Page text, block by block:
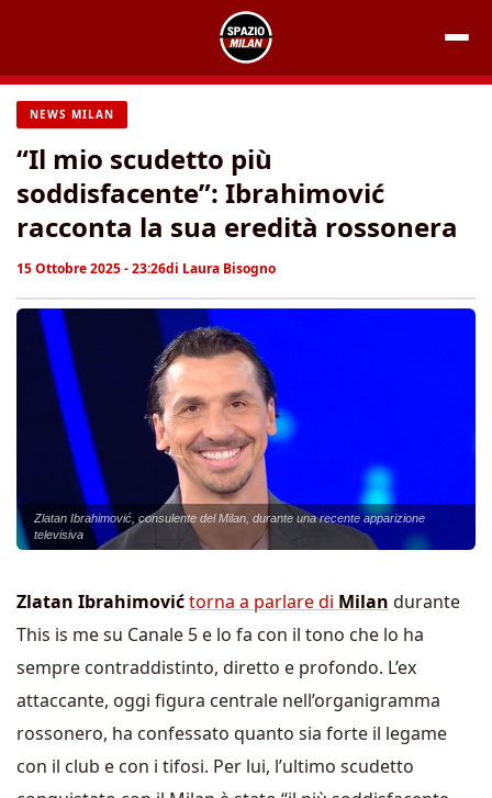
contenuto
NEWS MILAN
“Il mio scudetto più
soddisfacente”: Ibrahimović
racconta la sua eredità rossonera
15 Ottobre 2025 - 23:26di Laura Bisogno
Zlatan Ibrahimović, consulente del Milan, durante una recente apparizione
televisiva
Zlatan Ibrahimovićtorna a parlare di Milan durante
This is me su Canale 5 e lo fa con il tono che lo ha
sempre contraddistinto, diretto e profondo. L’ex
attaccante, oggi figura centrale nell’organigramma
rossonero, ha confessato quanto sia forte il legame
con il club e con i tifosi. Per lui, l’ultimo scudetto